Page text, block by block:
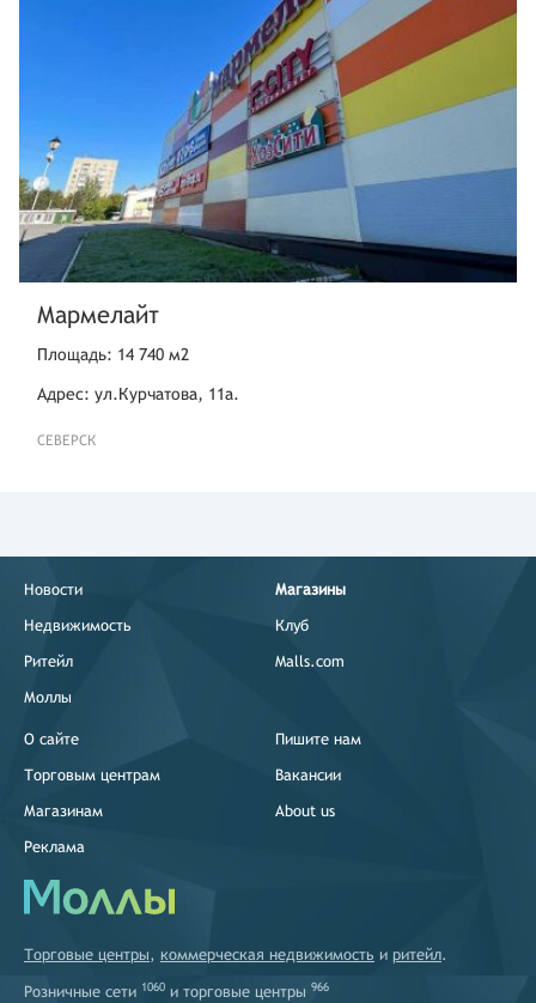
Северодвинск г.,ул. Карла
Архангельская обл.
Северодвинск г.,ул.
Железнодорожная,3а
Волгоград
ул. Землячки,41д
микрорайон Канатный,улица
Темрюк,улица Ленина,75
Краснодарский край
ул. Карбышева,12а
Самарская обл.
Тольятти г.,ул.
Сочи,улица Бзугу,6
Краснодарский край
Сочи,микрорайон
Адлер,улица
Просвещения,76
Альметьевский
муниципальный р-
н,Альметьевск г.,ул. Чехова,33
Мармелайт
Площадь: 14 740 м2
Адрес: ул.Курчатова, 11а.
СЕВЕРСК
Новости
Недвижимость
Ритейл
Моллы
Магазины
Клуб
Malls.com
О сайте
Торговым центрам
Магазинам
Реклама
Пишите нам
Вакансии
About us
Торговые центры, коммерческая недвижимость и ритейл.
Розничные сети 1060 и торговые центры 966